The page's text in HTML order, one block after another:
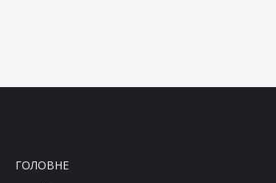
ГОЛОВНЕ